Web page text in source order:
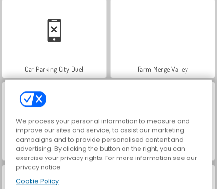
Car Parking City Duel Farm Merge Valley
World War 2 Shooter Hidden Object: Street of Secrets
We process your personal information to measure and
improve our sites and service, to assist our marketing
campaigns and to provide personalised content and
advertising. By clicking the button on the right, you can
exercise your privacy rights. For more information see our
privacy notice
Cookie Policy